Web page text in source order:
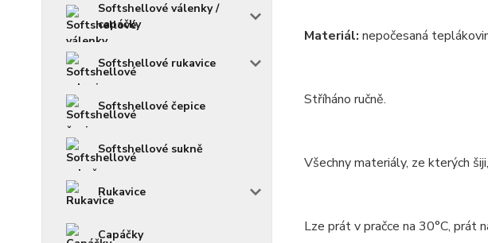
Softshellové válenky /
capáčky
Softshellové rukavice
Softshellové čepice
Softshellové sukně
Rukavice
Capáčky
Materiál: nepočesaná
Stříháno ručně.
Všechny materiály, ze kterých
Lze prát v pračce na 30°C, prát